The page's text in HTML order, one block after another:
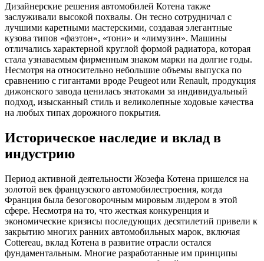
Дизайнерские решения автомобилей Котена также
заслуживали высокой похвалы. Он тесно сотрудничал с
лучшими каретными мастерскими, создавая элегантные
кузова типов «фаэтон», «тони» и «лимузин». Машины
отличались характерной круглой формой радиатора, которая
стала узнаваемым фирменным знаком марки на долгие годы.
Несмотря на относительно небольшие объемы выпуска по
сравнению с гигантами вроде Peugeot или Renault, продукция
дижонского завода ценилась знатоками за индивидуальный
подход, изысканный стиль и великолепные ходовые качества
на любых типах дорожного покрытия.
Историческое наследие и вклад в
индустрию
Период активной деятельности Жозефа Котена пришелся на
золотой век французского автомобилестроения, когда
Франция была безоговорочным мировым лидером в этой
сфере. Несмотря на то, что жесткая конкуренция и
экономические кризисы последующих десятилетий привели к
закрытию многих ранних автомобильных марок, включая
Cottereau, вклад Котена в развитие отрасли остался
фундаментальным. Многие разработанные им принципы